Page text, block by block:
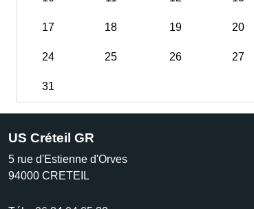
17 18 19 20
24 25 26 27
31
US Créteil GR
5 rue d'Estienne d'Orves
94000 CRETEIL